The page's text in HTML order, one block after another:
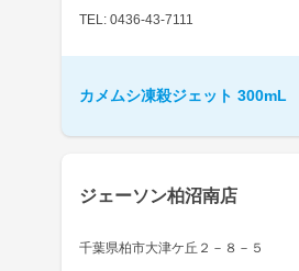
TEL: 0436-43-7111
カメムシ凍殺ジェット 300mL
ジェーソン柏沼南店
千葉県柏市大津ケ丘２－８－５